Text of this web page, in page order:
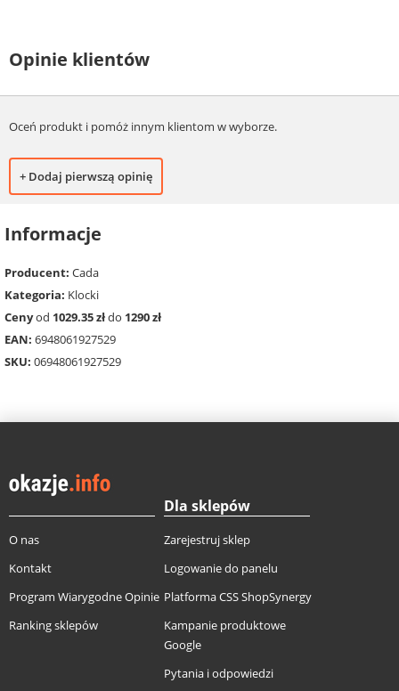
Opinie klientów
Oceń produkt i pomóż innym klientom w wyborze.
+ Dodaj pierwszą opinię
Informacje
Producent: Cada
Kategoria: Klocki
Cenyod 1029.35 złdo 1290 zł
EAN: 6948061927529
SKU: 06948061927529
O nas
Kontakt
Program Wiarygodne Opinie
Ranking sklepów
Dla sklepów
Zarejestruj sklep
Logowanie do panelu
Platforma CSS ShopSynergy
Kampanie produktowe
Google
Pytania i odpowiedzi